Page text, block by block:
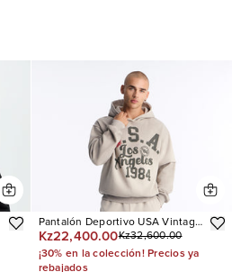
Pantalón Deportivo USA Vintage
Relaxed
Kz22,400.00Kz32,600.00
¡30% en la colección! Precios ya
rebajados